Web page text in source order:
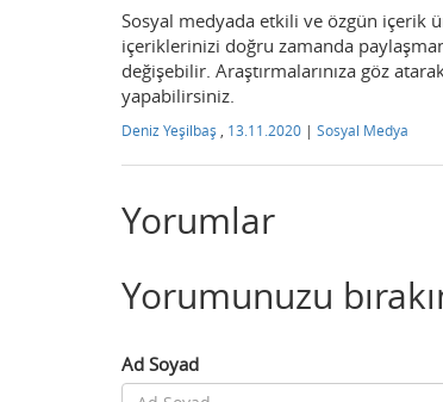
Sosyal medyada etkili ve özgün içerik
içeriklerinizi doğru zamanda
değişebilir. Araştırmalarınıza göz
yapabilirsiniz.
Deniz Yeşilbaş 13.11.2020 | Sosyal Medya
Yorumlar
Yorumunuzu
Ad Soyad